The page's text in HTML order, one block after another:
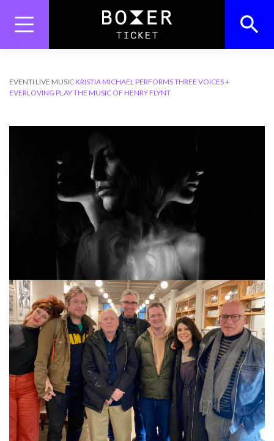
content
EVENTI LIVE MUSIC KRISTIA MICHAEL PERFORMS THREE VOICES +
EVERLOVING PLAY THE MUSIC OF HENRY FLYNT